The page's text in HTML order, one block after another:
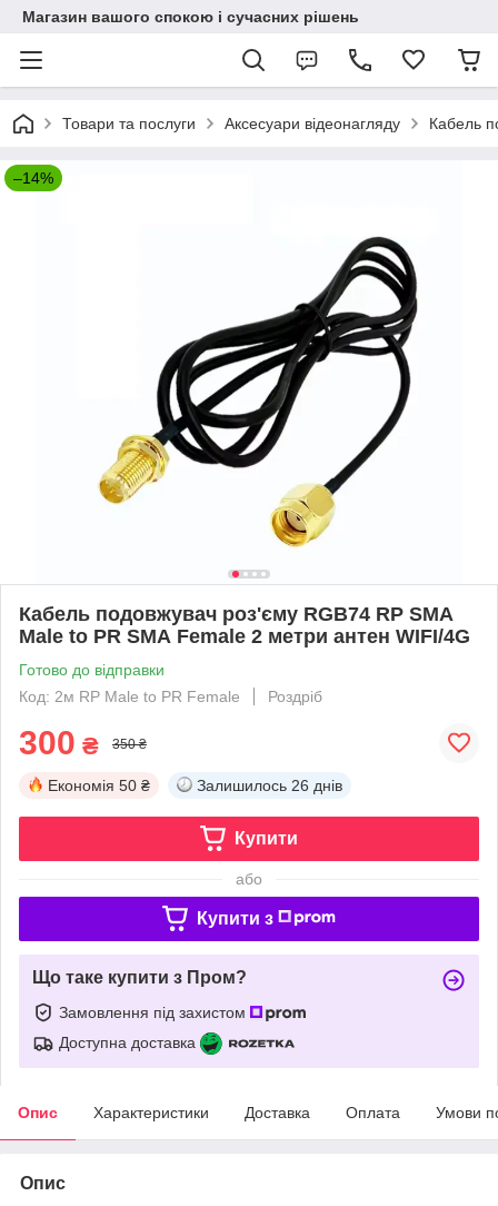
Магазин вашого спокою і сучасних рішень
Товари та послуги Аксесуари відеонагляду Кабель
–14%
Кабель подовжувач роз'єму RGB74 RP SMA
Male to PR SMA Female 2 метри антен WIFI/4G
Готово до відправки
Код: 2м RP Male to PR Female
Роздріб
300 ₴ 350 ₴
Економія 50 ₴ Залишилось 26 днів
Купити
або
Купити з
Що таке купити з Пром?
Замовлення під захистом
Доступна доставка
Опис Характеристики Доставка Оплата Умови
Опис